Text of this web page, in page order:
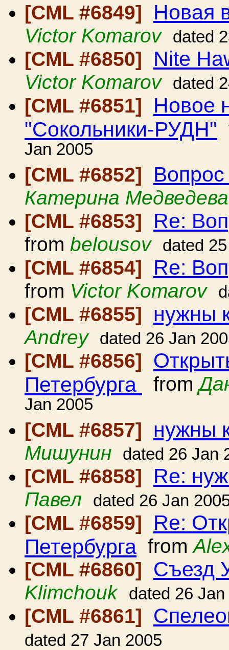
[CML #6849] Новая
Victor Komarov dated
[CML #6850] Nite
Victor Komarov dated
[CML #6851] Новое
"Сокольники-РУДН"
Jan 2005
[CML #6852]
Катерина Медведева
[CML #6853]
Re:
from belousov dated
[CML #6854] Re:
from Victor Komarov
[CML #6855] нужны
Andrey dated 26 Jan
[CML #6856]
Петербурга from
Jan 2005
[CML #6857]
нужны
Мишунин dated 26 Jan
[CML #6858] Re:
Павел dated 26 Jan
[CML #6859] Re:
Петербурга from
[CML #6860]
Съезд
Klimchouk dated 26
[CML #6861]
dated 27 Jan 2005